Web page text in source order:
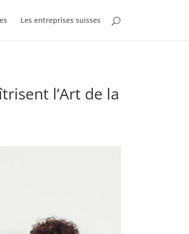
Les entreprises suisses
l’Art de la